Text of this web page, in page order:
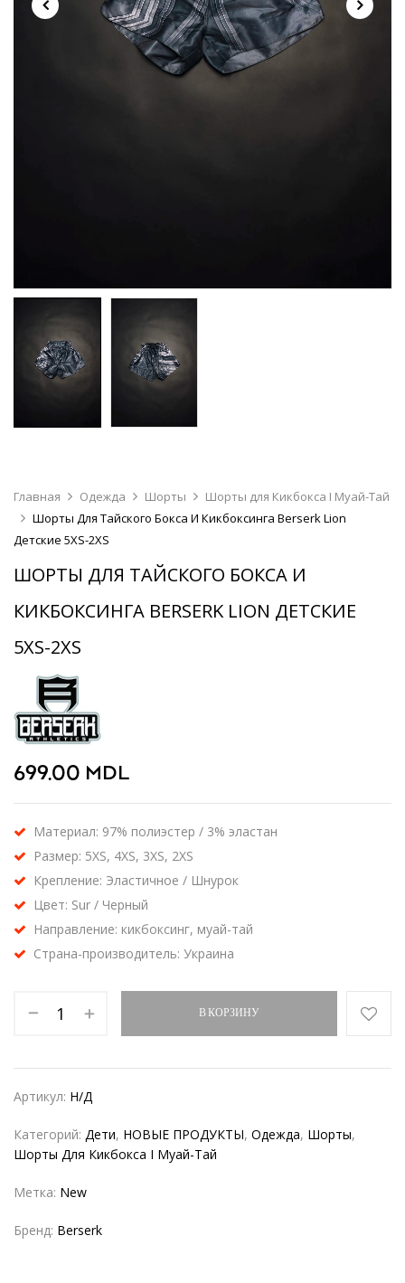
Главная Одежда Шорты
Шорты для Кикбокса I Муай-Тай
Шорты Для Тайского Бокса И Кикбоксинга Berserk Lion
Детские 5XS-2XS
ШОРТЫ ДЛЯ ТАЙСКОГО БОКСА И
КИКБОКСИНГА BERSERK LION ДЕТСКИЕ
5XS-2XS
699.00 MDL
Материал: 97% полиэстер / 3% эластан
Размер: 5XS, 4XS, 3XS, 2XS
Крепление: Эластичное / Шнурок
Цвет: Sur / Черный
Направление: кикбоксинг, муай-тай
Страна-производитель: Украина
В КОРЗИНУ
Артикул: Н/Д
Категорий: Дети, НОВЫЕ ПРОДУКТЫ, Одежда, Шорты,
Шорты Для Кикбокса I Муай-Тай
Метка: New
Бренд: Berserk